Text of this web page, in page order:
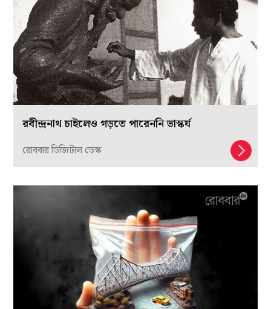
রবীন্দ্রনাথ চাইলেও গড়তে পারেননি ভাস্কর্য
রোববার ডিজিটাল ডেস্ক